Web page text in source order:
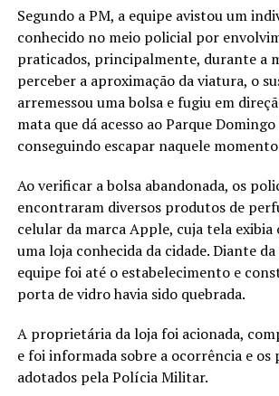
Segundo a PM, a equipe avistou um
conhecido no meio policial por
praticados, principalmente, durante a
perceber a aproximação da viatura, o
arremessou uma bolsa e fugiu em
mata que dá acesso ao Parque
conseguindo escapar naquele
Ao verificar a bolsa abandonada, os
encontraram diversos produtos de
celular da marca Apple, cuja tela
uma loja conhecida da cidade. Diante
equipe foi até o estabelecimento e
porta de vidro havia sido quebrada.
A proprietária da loja foi acionada,
e foi informada sobre a ocorrência e os
adotados pela Polícia Militar.